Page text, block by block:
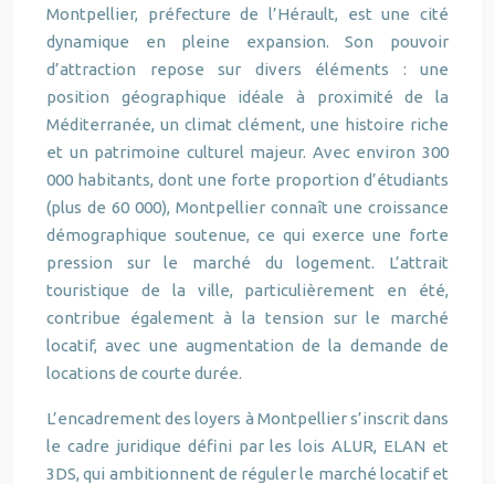
Montpellier, préfecture de l’Hérault, est une cité
dynamique en pleine expansion. Son pouvoir
d’attraction repose sur divers éléments : une
position géographique idéale à proximité de la
Méditerranée, un climat clément, une histoire riche
et un patrimoine culturel majeur. Avec environ 300
000 habitants, dont une forte proportion d’étudiants
(plus de 60 000), Montpellier connaît une croissance
démographique soutenue, ce qui exerce une forte
pression sur le marché du logement. L’attrait
touristique de la ville, particulièrement en été,
contribue également à la tension sur le marché
locatif, avec une augmentation de la demande de
locations de courte durée.
L’encadrement des loyers à Montpellier s’inscrit dans
le cadre juridique défini par les lois ALUR, ELAN et
3DS, qui ambitionnent de réguler le marché locatif et